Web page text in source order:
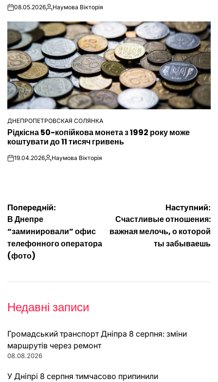
on08.05.2026Опубліковано
Наумова Вікторія
ОПУБЛІКУВАТИ
У
ДНЕПРОПЕТРОВСКАЯ СОЛЯНКА
Рідкісна 50-копійкова монета з 1992 року може
коштувати до 11 тисяч гривень
on19.04.2026Опубліковано
Наумова Вікторія
Навігація
записів
Попередній:
В Днепре
“заминировали” офис
телефонного оператора
(фото)
Наступний:
Счастливые отношения:
важная мелочь, о которой
ты забываешь
Недавні записи
Громадський транспорт Дніпра 8 серпня: зміни
маршрутів через ремонт
08.08.2026
У Дніпрі 8 серпня тимчасово припинили